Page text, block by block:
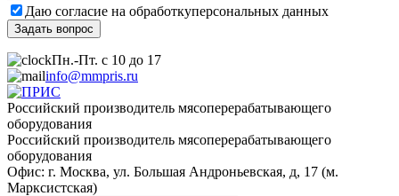
Даю согласие на обработкуперсональных данных
Пн.-Пт. с 10 до 17
info@mmpris.ru
Российский производитель мясоперерабатывающего
оборудования
Российский производитель мясоперерабатывающего
оборудования
Офис: г. Москва, ул. Большая Андроньевская, д, 17 (м.
Марксистская)